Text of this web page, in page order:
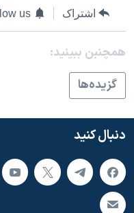
سفر پرزیدنت ترامپ به چین
اشتراک us
همچنبن ببینید:
گزيده‌ها
دنبال کنید